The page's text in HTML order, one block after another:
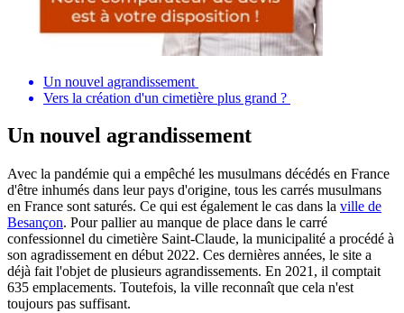
Un nouvel agrandissement
Vers la création d'un cimetière plus grand ?
Un nouvel agrandissement
Avec la pandémie qui a empêché les musulmans décédés en France
d'être inhumés dans leur pays d'origine, tous les carrés musulmans
en France sont saturés. Ce qui est également le cas dans la ville de
Besançon. Pour pallier au manque de place dans le carré
confessionnel du cimetière Saint-Claude, la municipalité a procédé à
son agradissement en début 2022. Ces dernières années, le site a
déjà fait l'objet de plusieurs agrandissements. En 2021, il comptait
635 emplacements. Toutefois, la ville reconnaît que cela n'est
toujours pas suffisant.